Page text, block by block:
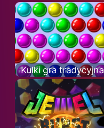
Kulki gra tradycyjna